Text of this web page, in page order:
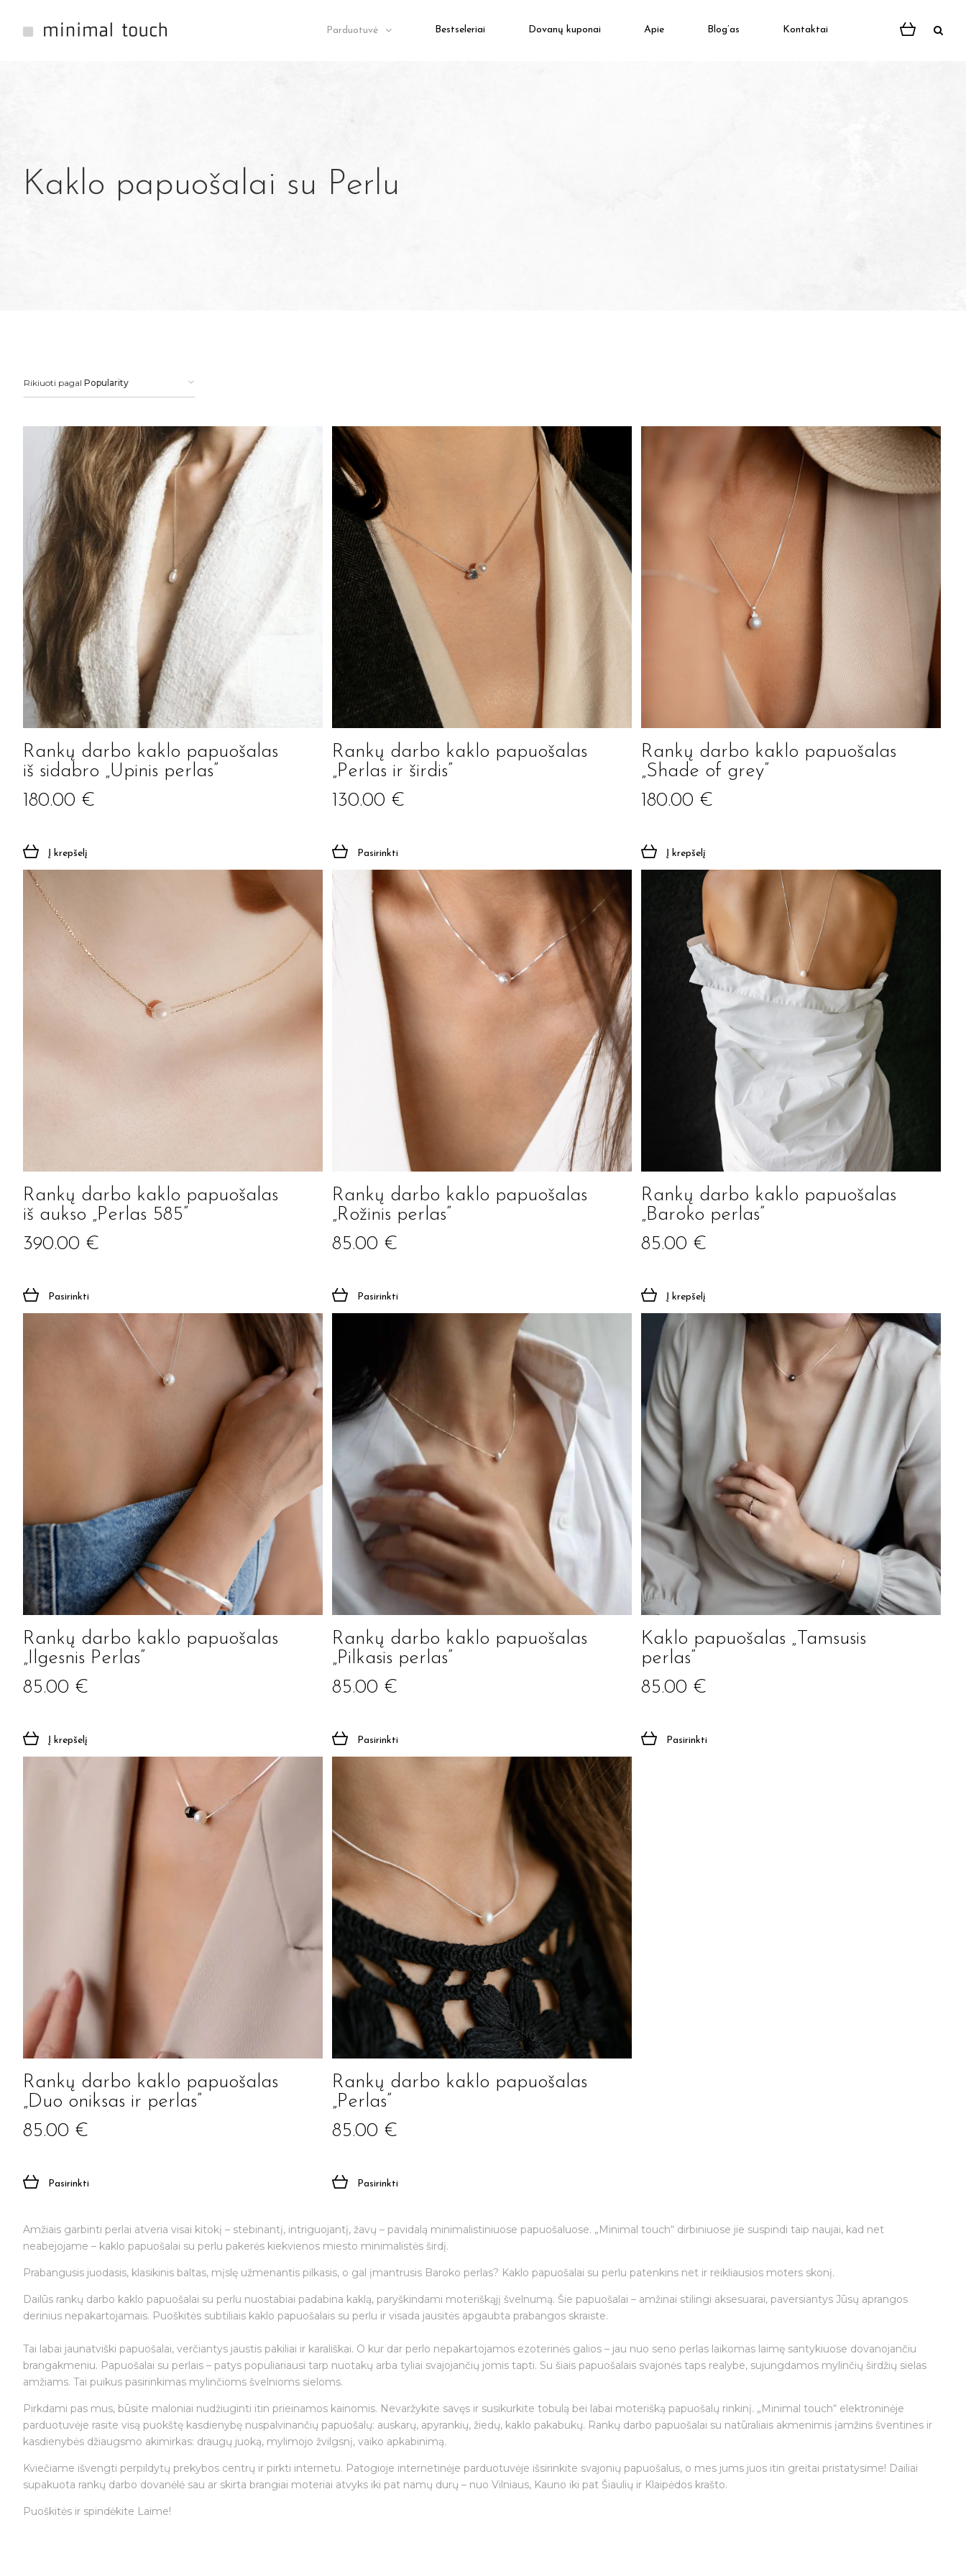
Parduotuvė Bestseleriai Dovanų kuponai Apie Blog’as Kontaktai
Kaklo papuošalai su Perlu
Rikiuoti pagal Popularity
Rankų darbo kaklo papuošalas
iš sidabro „Upinis perlas”
180.00 €
Į krepšelį
Rankų darbo kaklo papuošalas
„Perlas ir širdis”
130.00 €
Pasirinkti
Rankų darbo kaklo papuošalas
„Shade of grey”
180.00 €
Į krepšelį
Rankų darbo kaklo papuošalas
iš aukso „Perlas 585”
390.00 €
Pasirinkti
Rankų darbo kaklo papuošalas
„Rožinis perlas”
85.00 €
Pasirinkti
Rankų darbo kaklo papuošalas
„Baroko perlas”
85.00 €
Į krepšelį
Rankų darbo kaklo papuošalas
„Ilgesnis Perlas”
85.00 €
Į krepšelį
Rankų darbo kaklo papuošalas
„Pilkasis perlas”
85.00 €
Pasirinkti
Kaklo papuošalas „Tamsusis
perlas”
85.00 €
Pasirinkti
Rankų darbo kaklo papuošalas
„Duo oniksas ir perlas”
85.00 €
Pasirinkti
Rankų darbo kaklo papuošalas
„Perlas”
85.00 €
Pasirinkti
Amžiais garbinti perlai atveria visai kitokį – stebinantį, intriguojantį, žavų – pavidalą minimalistiniuose papuošaluose. „Minimal touch“ dirbiniuose jie suspindi taip naujai, kad net
neabejojame – kaklo papuošalai su perlu pakerės kiekvienos miesto minimalistės širdį.
Prabangusis juodasis, klasikinis baltas, mįslę užmenantis pilkasis, o gal įmantrusis Baroko perlas? Kaklo papuošalai su perlu patenkins net ir reikliausios moters skonį.
Dailūs rankų darbo kaklo papuošalai su perlu nuostabiai padabina kaklą, paryškindami moteriškąjį švelnumą. Šie papuošalai – amžinai stilingi aksesuarai, paversiantys Jūsų aprangos
derinius nepakartojamais. Puoškitės subtiliais kaklo papuošalais su perlu ir visada jausitės apgaubta prabangos skraiste.
Tai labai jaunatviški papuošalai, verčiantys jaustis pakiliai ir karališkai. O kur dar perlo nepakartojamos ezoterinės galios – jau nuo seno perlas laikomas laimę santykiuose dovanojančiu
brangakmeniu. Papuošalai su perlais – patys populiariausi tarp nuotakų arba tyliai svajojančių jomis tapti. Su šiais papuošalais svajonės taps realybe, sujungdamos mylinčių širdžių sielas
amžiams. Tai puikus pasirinkimas mylinčioms švelnioms sieloms.
Pirkdami pas mus, būsite maloniai nudžiuginti itin prieinamos kainomis. Nevaržykite savęs ir susikurkite tobulą bei labai moterišką papuošalų rinkinį. „Minimal touch“ elektroninėje
parduotuvėje rasite visą puokštę kasdienybę nuspalvinančių papuošalų: auskarų, apyrankių, žiedų, kaklo pakabukų. Rankų darbo papuošalai su natūraliais akmenimis įamžins šventines ir
kasdienybės džiaugsmo akimirkas: draugų juoką, mylimojo žvilgsnį, vaiko apkabinimą.
Kviečiame išvengti perpildytų prekybos centrų ir pirkti internetu. Patogioje internetinėje parduotuvėje išsirinkite svajonių papuošalus, o mes jums juos itin greitai pristatysime! Dailiai
supakuota rankų darbo dovanėlė sau ar skirta brangiai moteriai atvyks iki pat namų durų – nuo Vilniaus, Kauno iki pat Šiaulių ir Klaipėdos krašto.
Puoškitės ir spindėkite Laime!
Jūsų el. paštas
Prenumeruoti